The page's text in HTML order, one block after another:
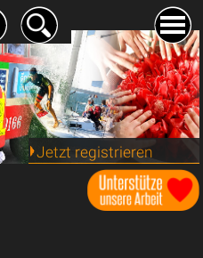
Jetzt registrieren